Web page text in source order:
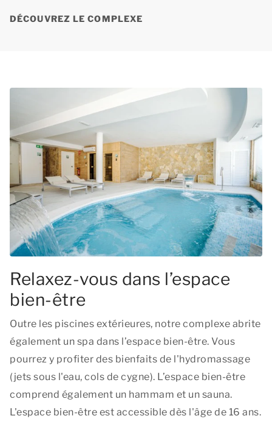
DÉCOUVREZ LE COMPLEXE
Relaxez-vous dans l’espace
bien-être
Outre les piscines extérieures, notre complexe abrite
également un spa dans l’espace bien-être. Vous
pourrez y profiter des bienfaits de l'hydromassage
(jets sous l'eau, cols de cygne). L’espace bien-être
comprend également un hammam et un sauna.
L'espace bien-être est accessible dès l'âge de 16 ans.